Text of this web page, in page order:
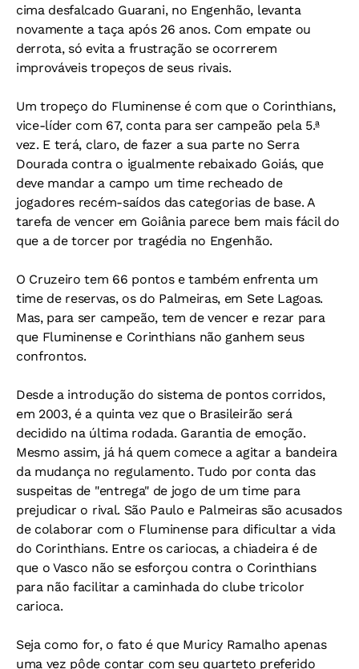
cima desfalcado Guarani, no Engenhão, levanta
novamente a taça após 26 anos. Com empate ou
derrota, só evita a frustração se ocorrerem
improváveis tropeços de seus rivais.
Um tropeço do Fluminense é com que o Corinthians,
vice-líder com 67, conta para ser campeão pela 5.ª
vez. E terá, claro, de fazer a sua parte no Serra
Dourada contra o igualmente rebaixado Goiás, que
deve mandar a campo um time recheado de
jogadores recém-saídos das categorias de base. A
tarefa de vencer em Goiânia parece bem mais fácil do
que a de torcer por tragédia no Engenhão.
O Cruzeiro tem 66 pontos e também enfrenta um
time de reservas, os do Palmeiras, em Sete Lagoas.
Mas, para ser campeão, tem de vencer e rezar para
que Fluminense e Corinthians não ganhem seus
confrontos.
Desde a introdução do sistema de pontos corridos,
em 2003, é a quinta vez que o Brasileirão será
decidido na última rodada. Garantia de emoção.
Mesmo assim, já há quem comece a agitar a bandeira
da mudança no regulamento. Tudo por conta das
suspeitas de "entrega" de jogo de um time para
prejudicar o rival. São Paulo e Palmeiras são acusados
de colaborar com o Fluminense para dificultar a vida
do Corinthians. Entre os cariocas, a chiadeira é de
que o Vasco não se esforçou contra o Corinthians
para não facilitar a caminhada do clube tricolor
carioca.
Seja como for, o fato é que Muricy Ramalho apenas
uma vez pôde contar com seu quarteto preferido